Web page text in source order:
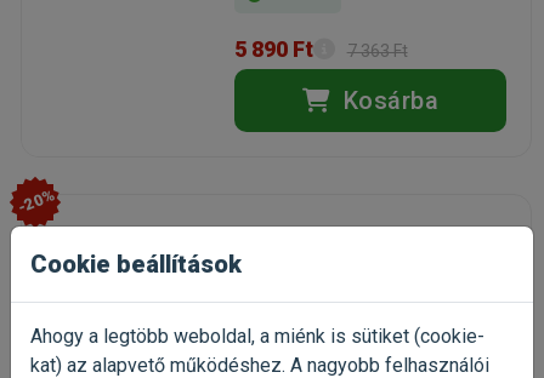
5 890 Ft 7 363 Ft
Kosárba
-20%
Trixie Kerámia etetőtál
Kiszerelés: 2 Csomag
Gyártó:Trixie
Cookie beállítások
Ahogy a legtöbb weboldal, a miénk is sütiket (cookie-
kat) az alapvető működéshez. A nagyobb felhasználói